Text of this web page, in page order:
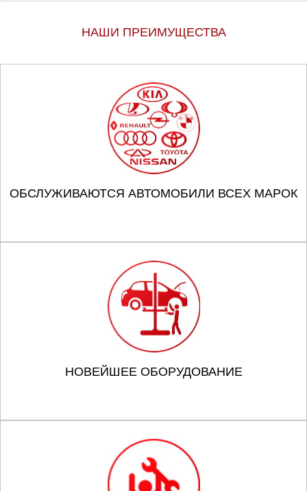
НАШИ ПРЕИМУЩЕСТВА
ОБСЛУЖИВАЮТСЯ АВТОМОБИЛИ ВСЕХ МАРОК
НОВЕЙШЕЕ ОБОРУДОВАНИЕ